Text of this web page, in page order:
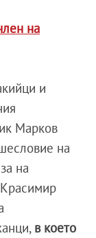
на
и
Марков
на
на
в което